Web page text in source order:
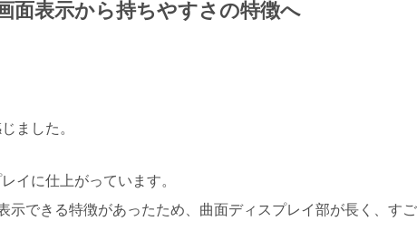
面表示から持ちやすさの特徴へ
ました。
イに仕上がっています。
示できる特徴があったため、曲面ディスプレイ部が長く、す